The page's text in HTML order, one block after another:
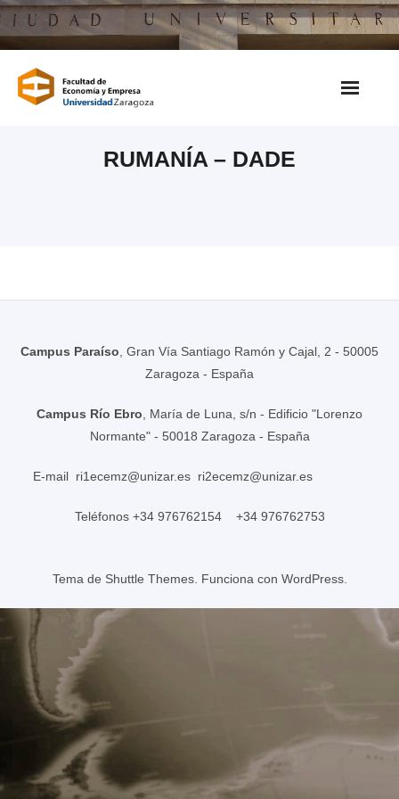
Saltar
al
RUMANÍA – DADE
Campus Paraíso , Gran Vía Santiago Ramón y Cajal, 2 - 50005
Zaragoza - España
Campus Río Ebro , María de Luna, s/n - Edificio "Lorenzo
Normante" - 50018 Zaragoza - España
E-mail ri1ecemz@unizar.es ri2ecemz@unizar.es
Teléfonos +34 976762154 +34 976762753
Tema de Shuttle Themes. Funciona con WordPress.